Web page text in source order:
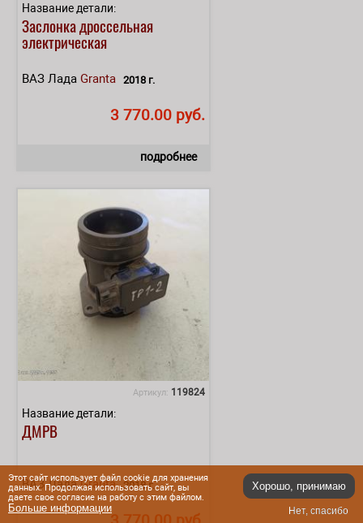
Название детали:
Заслонка дроссельная
электрическая
ВАЗ Лада Granta 2018 г.
3 770.00 руб.
подробнее
Артикул: 119824
Название детали:
ДМРВ
ВАЗ Лада Granta 2018 г.
Этот сайт использует файл cookie для хранения
данных. Продолжая использовать сайт, вы
даете свое согласие на работу с этим файлом.
Больше информации
Хорошо, принимаю
Нет, спасибо